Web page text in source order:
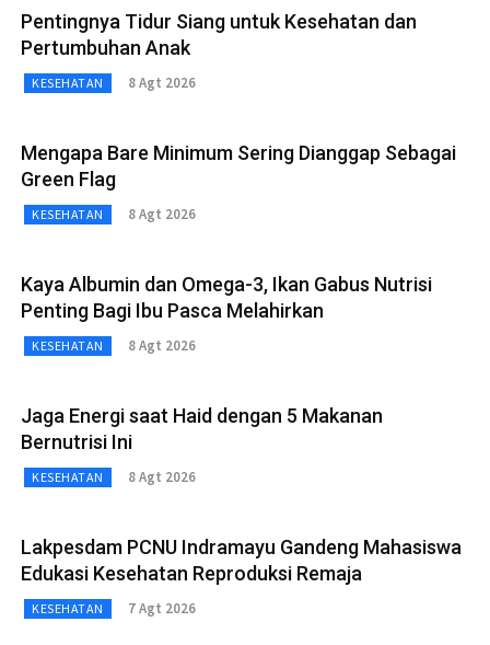
Pentingnya Tidur Siang untuk Kesehatan dan
Pertumbuhan Anak
KESEHATAN 8 Agt 2026
Mengapa Bare Minimum Sering Dianggap Sebagai
Green Flag
KESEHATAN 8 Agt 2026
Kaya Albumin dan Omega-3, Ikan Gabus Nutrisi
Penting Bagi Ibu Pasca Melahirkan
KESEHATAN 8 Agt 2026
Jaga Energi saat Haid dengan 5 Makanan
Bernutrisi Ini
KESEHATAN 8 Agt 2026
Lakpesdam PCNU Indramayu Gandeng Mahasiswa
Edukasi Kesehatan Reproduksi Remaja
KESEHATAN 7 Agt 2026